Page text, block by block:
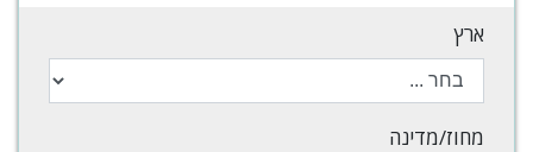
ארץ
מחוז/מדינה